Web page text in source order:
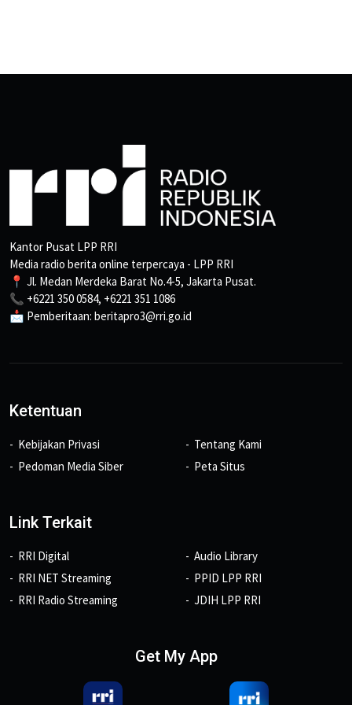
Kantor Pusat LPP RRI
Media radio berita online terpercaya - LPP RRI
📍 Jl. Medan Merdeka Barat No.4-5, Jakarta Pusat.
📞 +6221 350 0584, +6221 351 1086
📩 Pemberitaan: beritapro3@rri.go.id
Ketentuan
Kebijakan Privasi
Pedoman Media Siber
Tentang Kami
Peta Situs
Link Terkait
RRI Digital
RRI NET Streaming
RRI Radio Streaming
Audio Library
PPID LPP RRI
JDIH LPP RRI
Get My App